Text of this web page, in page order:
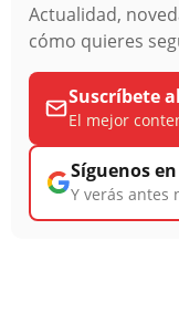
Actualidad,
cómo quieres
Suscríbete
El mejor
Síguenos
Y verás antes